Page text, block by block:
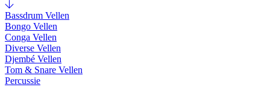
Bassdrum Vellen
Bongo Vellen
Conga Vellen
Diverse Vellen
Djembé Vellen
Tom & Snare Vellen
Percussie